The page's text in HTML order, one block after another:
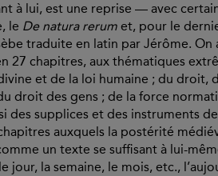
à lui, est une reprise — avec
le De natura rerum et, pour le
traduite en latin par Jérôme.
27 chapitres, aux thématiques
et de la loi humaine ; du droit,
droit des gens ; de la force
des supplices et des instruments
auxquels la postérité
un texte se suffisant à lui-
jour, la semaine, le mois, etc.,